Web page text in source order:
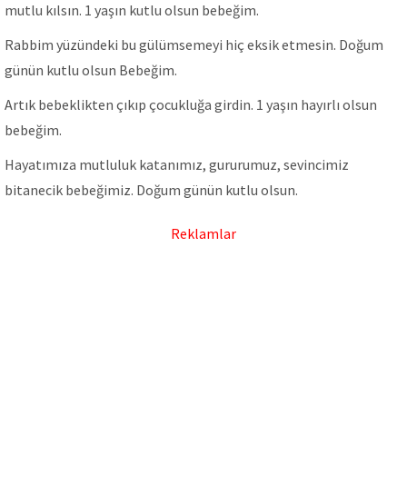
mutlu kılsın. 1 yaşın kutlu olsun bebeğim.
Rabbim yüzündeki bu gülümsemeyi hiç eksik etmesin. Doğum
günün kutlu olsun Bebeğim.
Artık bebeklikten çıkıp çocukluğa girdin. 1 yaşın hayırlı olsun
bebeğim.
Hayatımıza mutluluk katanımız, gururumuz, sevincimiz
bitanecik bebeğimiz. Doğum günün kutlu olsun.
Reklamlar